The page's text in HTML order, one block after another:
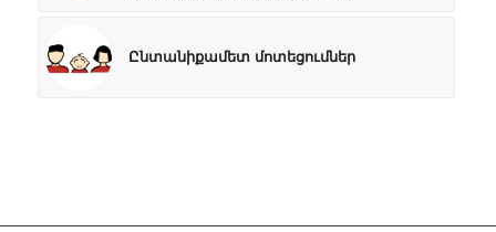
Ընտանիքամետ մոտեցումներ